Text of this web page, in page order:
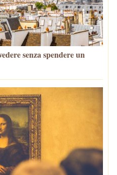
senza spendere un